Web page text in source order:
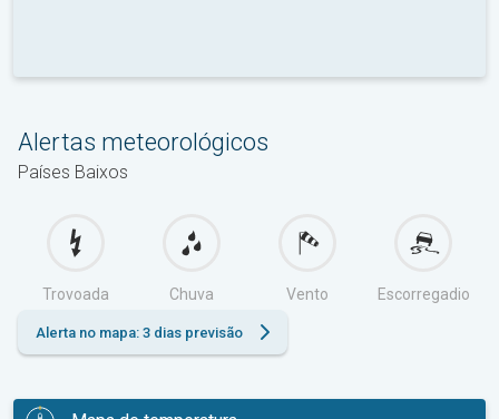
Alertas meteorológicos
Países Baixos
Trovoada Chuva Vento Escorregadio
Alerta no mapa: 3 dias previsão